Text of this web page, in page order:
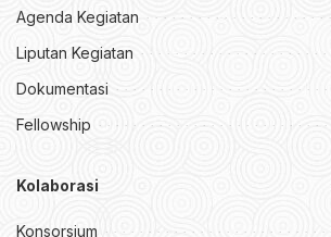
Agenda Kegiatan
Liputan Kegiatan
Dokumentasi
Fellowship
Kolaborasi
Konsorsium